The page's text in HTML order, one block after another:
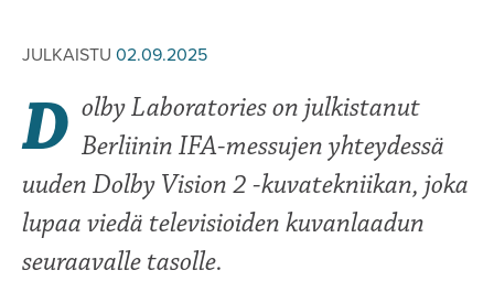
JULKAISTU 02.09.2025
D olby Laboratories on julkistanut
Berliinin IFA-messujen yhteydessä
uuden Dolby Vision 2 -kuvatekniikan, joka
lupaa viedä televisioiden kuvanlaadun
seuraavalle tasolle.